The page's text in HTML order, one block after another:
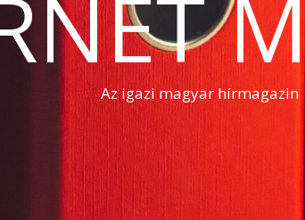
Az igazi magyar hírmagazin